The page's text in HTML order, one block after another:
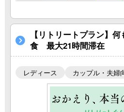
【リトリートプラン】
食 最大21時間滞在
レディース カップル・夫婦